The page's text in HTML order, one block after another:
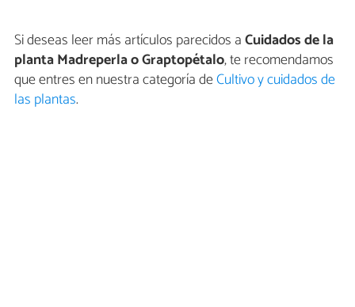
Si deseas leer más artículos parecidos aCuidados de la
planta Madreperla o Graptopétalo, te recomendamos
que entres en nuestra categoría deCultivo y cuidados de
las plantas.